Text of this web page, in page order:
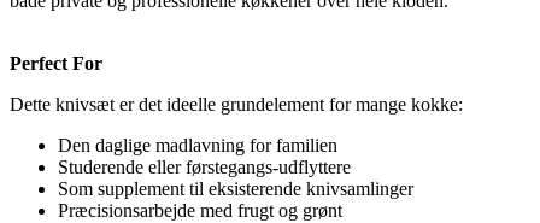
Perfect For
Dette knivsæt er det ideelle grundelement for mange kokke:
Den daglige madlavning for familien
Studerende eller førstegangs-udflyttere
Som supplement til eksisterende knivsamlinger
Præcisionsarbejde med frugt og grønt